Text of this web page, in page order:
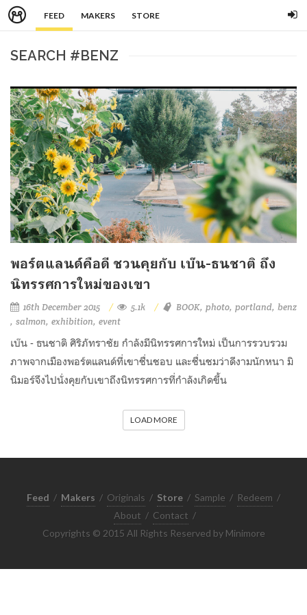
FEED MAKERS STORE
SEARCH #BENZ
พอร์ตแลนด์คือดี ชวนคุยกับ เบ๊น-ธนชาติ ถึง
นิทรรศการใหม่ของเขา
16th December 2015 5.1k BOOK photo portland benz
salmon exhibition event
เบ๊น - ธนชาติ ศิริภัทราชัย กำลังมีนิทรรศการใหม่ เป็นการรวบรวม
ภาพจากเมืองพอร์ตแลนด์ที่เขาชื่นชอบ และชื่นชมว่าดีงามนักหนา มิ
นิมอร์จึงไปนั่งคุยกับเขาถึงนิทรรศการที่กำลังเกิดขึ้น
LOAD MORE
Feed / Makers / Originals / Store / Sample / Redeem /
About / Contact /
Copyrights © 2015 All Rights Reserved by Minimore